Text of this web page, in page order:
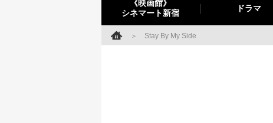
《映画館》
シネマート新宿
ドラマ
Stay By My Side